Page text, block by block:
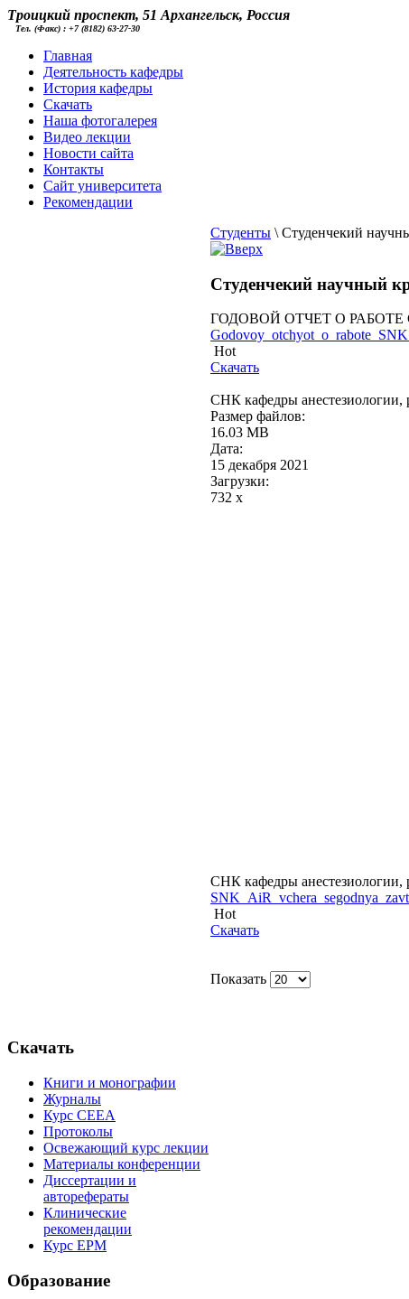
Троицкий проспект, 51 Архангельск, Россия
Тел. (Факс) : +7 (8182) 63-27-30
Главная
Деятельность кафедры
История кафедры
Скачать
Наша фотогалерея
Видео лекции
Новости сайта
Контакты
Cайт университета
Рекомендации
Студенты \ Студенчекий
Студенчекий научный
ГОДОВОЙ ОТЧЕТ О РАБОТЕ
Hot
Скачать
СНК кафедры анестезиологии,
Размер файлов:
16.03 MB
Дата:
15 декабря 2021
Загрузки:
732 x
СНК кафедры анестезиологии,
Hot
Скачать
Показать
Скачать
Книги и монографии
Журналы
Курс СЕЕА
Протоколы
Освежающий курс лекции
Материалы конференции
Диссертации и
авторефераты
Клинические
рекомендации
Курс EPM
Образование